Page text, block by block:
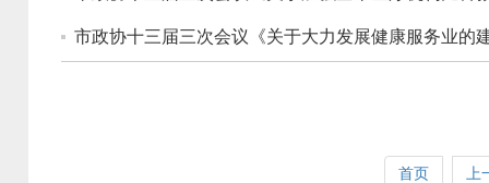
市政协十三届三次会议《关于大力发展健康服务业的
首页 上